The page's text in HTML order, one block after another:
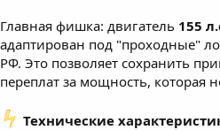
Главная фишка: двигатель 155
адаптирован под "проходные"
РФ. Это позволяет сохранить
переплат за мощность, которая
Технические